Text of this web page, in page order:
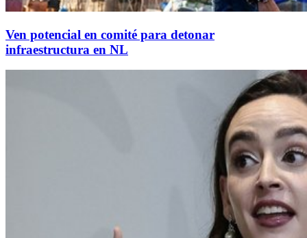
Ven potencial en comité para detonar
infraestructura en NL